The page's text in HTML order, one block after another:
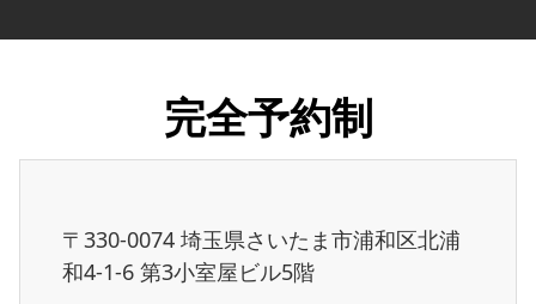
完全予約制
〒330-0074 埼玉県さいたま市浦和区北浦
和4-1-6 第3小室屋ビル5階